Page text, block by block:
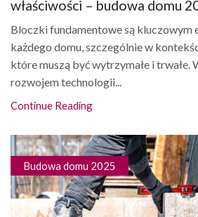
właściwości – budowa domu
Bloczki fundamentowe są kluczowym
każdego domu, szczególnie w
które muszą być wytrzymałe i trwałe.
rozwojem technologii...
Continue Reading
Budowa domu 2025